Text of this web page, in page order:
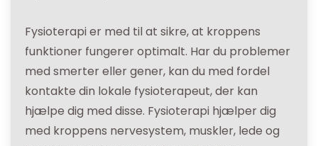
Fysioterapi er med til at sikre, at kroppens
funktioner fungerer optimalt. Har du problemer
med smerter eller gener, kan du med fordel
kontakte din lokale fysioterapeut, der kan
hjælpe dig med disse. Fysioterapi hjælper dig
med kroppens nervesystem, muskler, lede og